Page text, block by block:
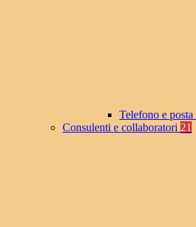
Telefono e posta
Consulenti e collaboratori 21